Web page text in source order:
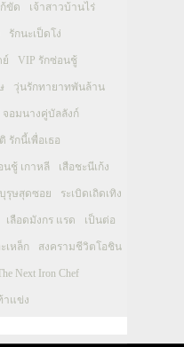
ขัด เจ้าสาวบ้านไร่
รักนะเป็ดโง่
ย์ VIP รักซ่อนชู้
วุ่นรักทายาทพันล้าน
จอมนางคู่บัลลังก์
รักนี้เพื่อเธอ
นชู้ เกาหลี เสือชะนีเก้ง
รุษสุดซอย ระเบิดเถิดเทิง
เลือดมังกร แรด เป็นต่อ
เหล็ก สงครามชีวิตโอชิน
Next Iron Chef
าแข่ง